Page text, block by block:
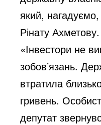
який,
Рінату Ахметову.
«Інвестори не
зобов’язань.
втратила
гривень.
депутат